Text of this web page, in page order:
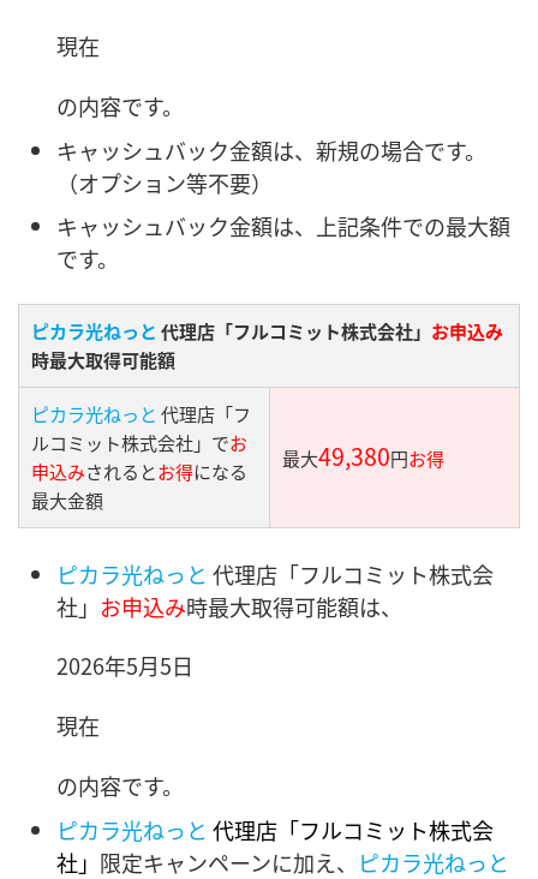
現在
の内容です。
キャッシュバック金額は、新規の場合です。
（オプション等不要）
キャッシュバック金額は、上記条件での最大額
です。
ピカラ光ねっと 代理店「フルコミット株式会社」 お申込み
時最大取得可能額
ピカラ光ねっと 代理店「フ
ルコミット株式会社」でお
申込みされるとお得になる
最大金額
最大49,380円お得
ピカラ光ねっと 代理店「フルコミット株式会
社」 お申込み時最大取得可能額は、
2026年5月5日
現在
の内容です。
ピカラ光ねっと 代理店「フルコミット株式会
社」 限定キャンペーンに加え、
ピカラ光ねっと